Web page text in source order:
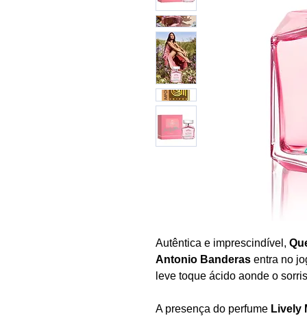
Autêntica e imprescindível,
Antonio Banderas entra no
leve toque ácido aonde o
A presença do perfume Lively